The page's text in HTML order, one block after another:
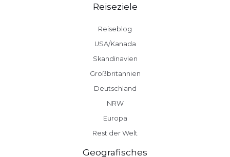
Reiseziele
Reiseblog
USA/Kanada
Skandinavien
Großbritannien
Deutschland
NRW
Europa
Rest der Welt
Geografisches